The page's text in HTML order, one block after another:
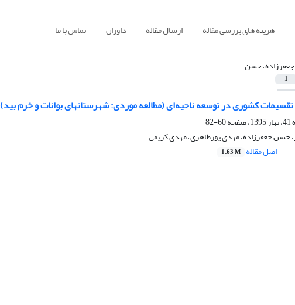
هزینه های بررسی مقاله ارسال مقاله داوران تماس با ما
جعفرزاده، حسن
1
کشوری در توسعه ناحیه‌ای (مطالعه موردی: شهرستانهای بوانات و خرم بید)
60-82
حسن جعفرزاده، مهدی پورطاهری، مهدی کریمی
اصل مقاله 1.63 M